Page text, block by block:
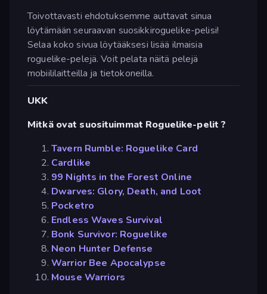
Toivottavasti ehdotuksemme auttavat sinua
löytämään seuraavan suosikkiroguelike-pelisi!
Selaa koko sivua löytääksesi lisää ilmaisia
roguelike-pelejä. Voit pelata näitä pelejä
mobiililaitteilla ja tietokoneilla.
UKK
Mitkä ovat suosituimmat Roguelike-pelit ?
Tavern Rumble: Roguelike Card
Cardlike
99 Nights in the Forest Online
Dwarves: Glory, Death, and Loot
Pocketro
Endless Waves Survival
Bonk Survivor: Roguelike
Neon Hunter Defense
Warrior Bee Apocalypse
Mouse Warriors